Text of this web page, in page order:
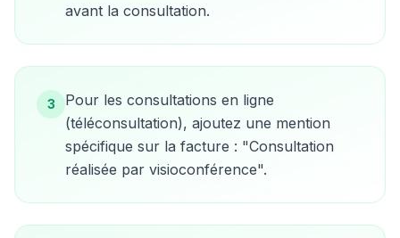
avant la consultation.
3
Pour les consultations en ligne
(téléconsultation), ajoutez une mention
spécifique sur la facture : "Consultation
réalisée par visioconférence".